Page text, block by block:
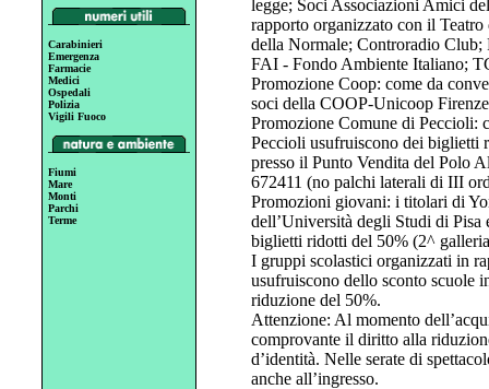
Carabinieri
Emergenza
Farmacie
Medici
Ospedali
Polizia
Vigili Fuoco
Fiumi
Mare
Monti
Parchi
Terme
legge; Soci Associazioni Amici
rapporto organizzato con il
della Normale; Controradio Club;
FAI - Fondo Ambiente Italiano;
Promozione Coop: come da
soci della COOP-Unicoop
Promozione Comune di Peccioli:
Peccioli usufruiscono dei biglietti
presso il Punto Vendita del Polo
672411 (no palchi laterali di III
Promozioni giovani: i titolari di
dell’Università degli Studi di
biglietti ridotti del 50% (2^
I gruppi scolastici organizzati in
usufruiscono dello sconto scuole
riduzione del 50%.
Attenzione: Al momento
comprovante il diritto alla
d’identità. Nelle serate di
anche all’ingresso.